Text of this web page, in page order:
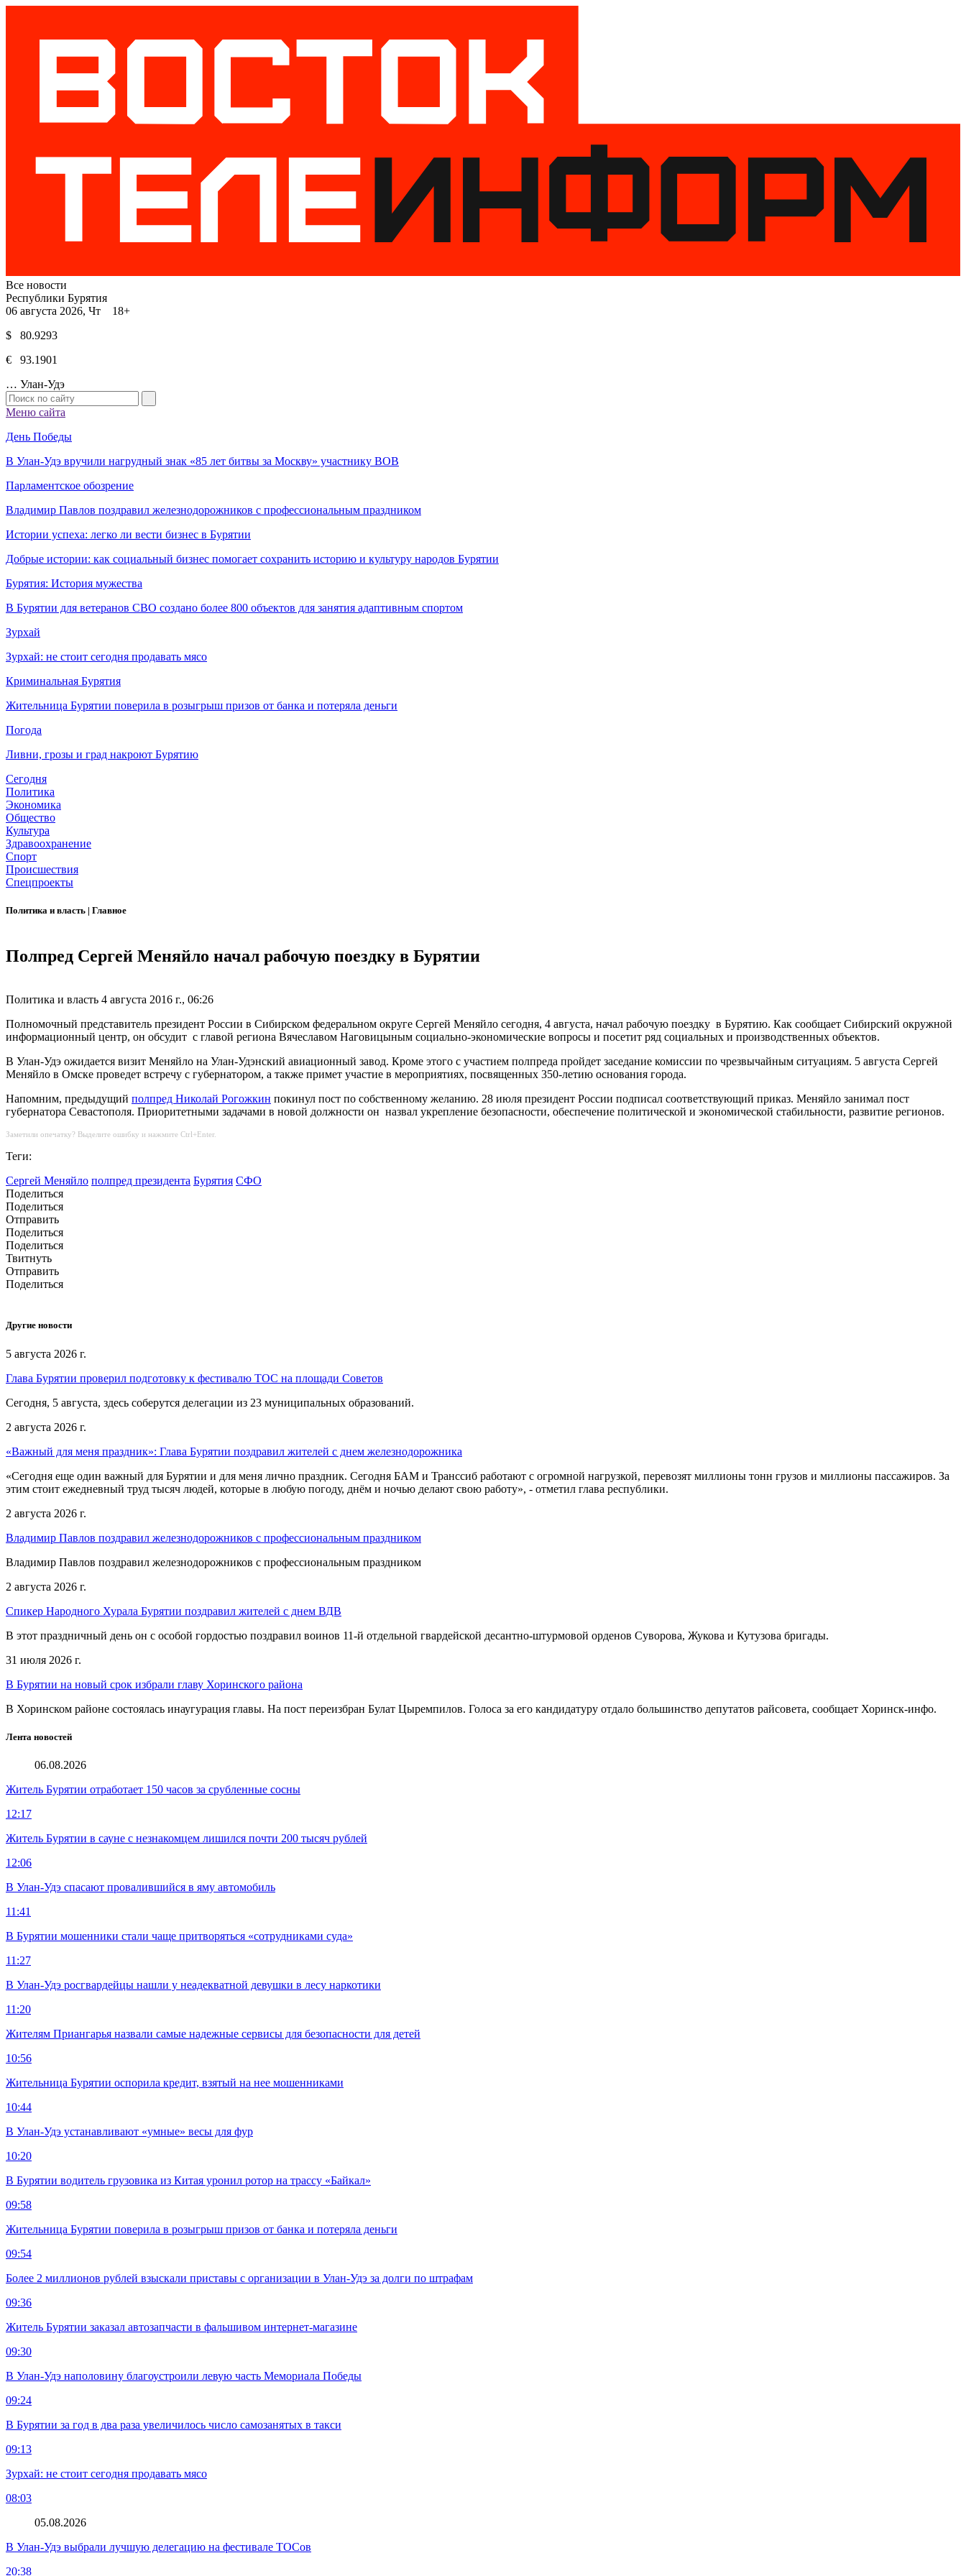
Все новости
Республики Бурятия
06 августа 2026, Чт 18+
$ 80.9293
€ 93.1901
… Улан-Удэ
Меню сайта
День Победы
В Улан-Удэ вручили нагрудный знак «85 лет битвы за Москву» участнику ВОВ
Парламентское обозрение
Владимир Павлов поздравил железнодорожников с профессиональным праздником
Истории успеха: легко ли вести бизнес в Бурятии
Добрые истории: как социальный бизнес помогает сохранить историю и культуру народов Бурятии
Бурятия: История мужества
В Бурятии для ветеранов СВО создано более 800 объектов для занятия адаптивным спортом
Зурхай
Зурхай: не стоит сегодня продавать мясо
Криминальная Бурятия
Жительница Бурятии поверила в розыгрыш призов от банка и потеряла деньги
Погода
Ливни, грозы и град накроют Бурятию
Сегодня
Политика
Экономика
Общество
Культура
Здравоохранение
Спорт
Происшествия
Спецпроекты
Политика и власть | Главное
Полпред Сергей Меняйло начал рабочую поездку в Бурятии
Политика и власть 4 августа 2016 г., 06:26
Полномочный представитель президент России в Сибирском федеральном округе Сергей Меняйло сегодня, 4 августа, начал рабочую поездку в Бурятию. Как сообщает Сибирский окружной
информационный центр, он обсудит с главой региона Вячеславом Наговицыным социально-экономические вопросы и посетит ряд социальных и производственных объектов.
В Улан-Удэ ожидается визит Меняйло на Улан-Удэнский авиационный завод. Кроме этого с участием полпреда пройдет заседание комиссии по чрезвычайным ситуациям. 5 августа Сергей
Меняйло в Омске проведет встречу с губернатором, а также примет участие в мероприятиях, посвященных 350-летию основания города.
Напомним, предыдущий полпред Николай Рогожкин покинул пост по собственному желанию. 28 июля президент России подписал соответствующий приказ. Меняйло занимал пост
губернатора Севастополя. Приоритетными задачами в новой должности он назвал укрепление безопасности, обеспечение политической и экономической стабильности, развитие регионов.
Заметили опечатку? Выделите ошибку и нажмите Ctrl+Enter.
Теги:
Сергей Меняйло полпред президента Бурятия СФО
Поделиться
Поделиться
Отправить
Поделиться
Поделиться
Твитнуть
Отправить
Поделиться
Другие новости
5 августа 2026 г.
Глава Бурятии проверил подготовку к фестивалю ТОС на площади Советов
Сегодня, 5 августа, здесь соберутся делегации из 23 муниципальных образований.
2 августа 2026 г.
«Важный для меня праздник»: Глава Бурятии поздравил жителей с днем железнодорожника
«Сегодня еще один важный для Бурятии и для меня лично праздник. Сегодня БАМ и Транссиб работают с огромной нагрузкой, перевозят миллионы тонн грузов и миллионы пассажиров. За
этим стоит ежедневный труд тысяч людей, которые в любую погоду, днём и ночью делают свою работу», - отметил глава республики.
2 августа 2026 г.
Владимир Павлов поздравил железнодорожников с профессиональным праздником
Владимир Павлов поздравил железнодорожников с профессиональным праздником
2 августа 2026 г.
Спикер Народного Хурала Бурятии поздравил жителей с днем ВДВ
В этот праздничный день он с особой гордостью поздравил воинов 11-й отдельной гвардейской десантно-штурмовой орденов Суворова, Жукова и Кутузова бригады.
31 июля 2026 г.
В Бурятии на новый срок избрали главу Хоринского района
В Хоринском районе состоялась инаугурация главы. На пост переизбран Булат Цыремпилов. Голоса за его кандидатуру отдало большинство депутатов райсовета, сообщает Хоринск-инфо.
Лента новостей
06.08.2026
Житель Бурятии отработает 150 часов за срубленные сосны
12:17
Житель Бурятии в сауне с незнакомцем лишился почти 200 тысяч рублей
12:06
В Улан-Удэ спасают провалившийся в яму автомобиль
11:41
В Бурятии мошенники стали чаще притворяться «сотрудниками суда»
11:27
В Улан-Удэ росгвардейцы нашли у неадекватной девушки в лесу наркотики
11:20
Жителям Приангарья назвали самые надежные сервисы для безопасности для детей
10:56
Жительница Бурятии оспорила кредит, взятый на нее мошенниками
10:44
В Улан-Удэ устанавливают «умные» весы для фур
10:20
В Бурятии водитель грузовика из Китая уронил ротор на трассу «Байкал»
09:58
Жительница Бурятии поверила в розыгрыш призов от банка и потеряла деньги
09:54
Более 2 миллионов рублей взыскали приставы с организации в Улан-Удэ за долги по штрафам
09:36
Житель Бурятии заказал автозапчасти в фальшивом интернет-магазине
09:30
В Улан-Удэ наполовину благоустроили левую часть Мемориала Победы
09:24
В Бурятии за год в два раза увеличилось число самозанятых в такси
09:13
Зурхай: не стоит сегодня продавать мясо
08:03
05.08.2026
В Улан-Удэ выбрали лучшую делегацию на фестивале ТОСов
20:38